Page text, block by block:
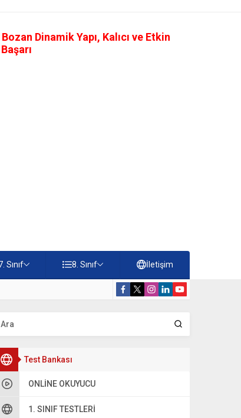
Dinamik Yapı, Kalıcı ve Etkin
Sınıf 8. Sınıf İletişim
Test Bankası
ONLINE OKUYUCU
1. SINIF TESTLERI